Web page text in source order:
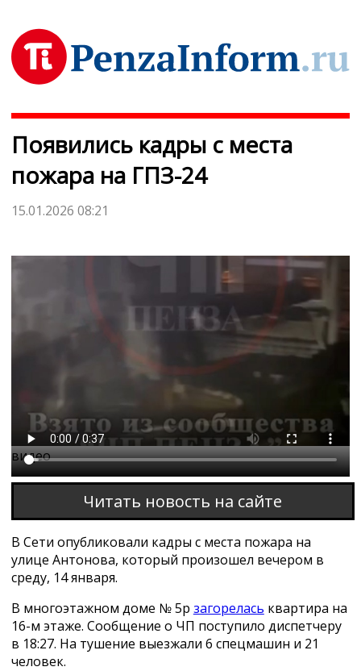
Появились кадры с места
пожара на ГПЗ-24
15.01.2026 08:21
Этот браузер не поддерживает проигрывание
видео
Читать новость на сайте
В Сети опубликовали кадры с места пожара на
улице Антонова, который произошел вечером в
среду, 14 января.
В многоэтажном доме № 5р загорелась квартира на
16-м этаже. Сообщение о ЧП поступило диспетчеру
в 18:27. На тушение выезжали 6 спецмашин и 21
человек.